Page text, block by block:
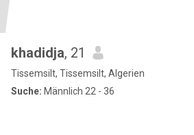
khadidja, 21
Tissemsilt, Tissemsilt, Algerien
Suche: Männlich 22 - 36